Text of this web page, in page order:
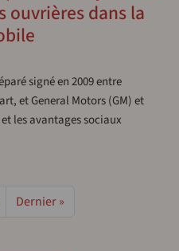
ouvrières dans la
signé en 2009 entre
et General Motors (GM) et
les avantages sociaux
suivante
Dernière page
Dernier »